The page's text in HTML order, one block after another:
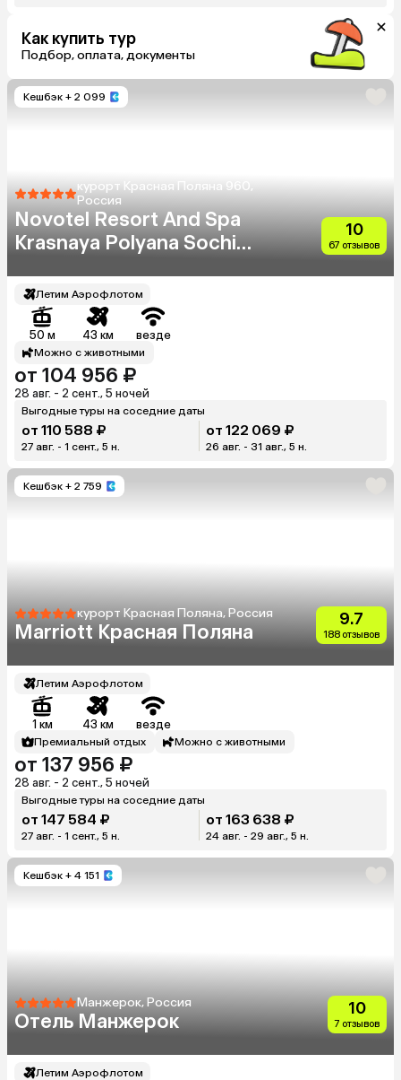
Как купить тур
Подбор, оплата, документы
Кешбэк + 2 099
курорт Красная Поляна 960,
Россия
Novotel Resort And Spa
Krasnaya Polyana Sochi
10
67 отзывов
Летим Аэрофлотом
50 м 43 км везде
Можно с животными
от 104 956 ₽
28 авг. - 2 сент., 5 ночей
Выгодные туры на соседние даты
от 110 588 ₽
27 авг. - 1 сент., 5 н.
от 122 069 ₽
26 авг. - 31 авг., 5 н.
Кешбэк + 2 759
курорт Красная Поляна, Россия
Marriott Красная Поляна
9.7
188 отзывов
Летим Аэрофлотом
1 км 43 км везде
Премиальный отдых Можно с животными
от 137 956 ₽
28 авг. - 2 сент., 5 ночей
Выгодные туры на соседние даты
от 147 584 ₽
27 авг. - 1 сент., 5 н.
от 163 638 ₽
24 авг. - 29 авг., 5 н.
Кешбэк + 4 151
Манжерок, Россия
Отель Манжерок
10
7 отзывов
Летим Аэрофлотом